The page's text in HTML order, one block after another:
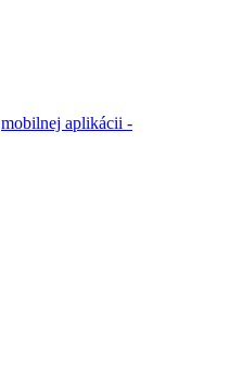
mobilnej aplikácii -